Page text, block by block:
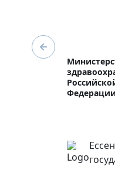
Федерации